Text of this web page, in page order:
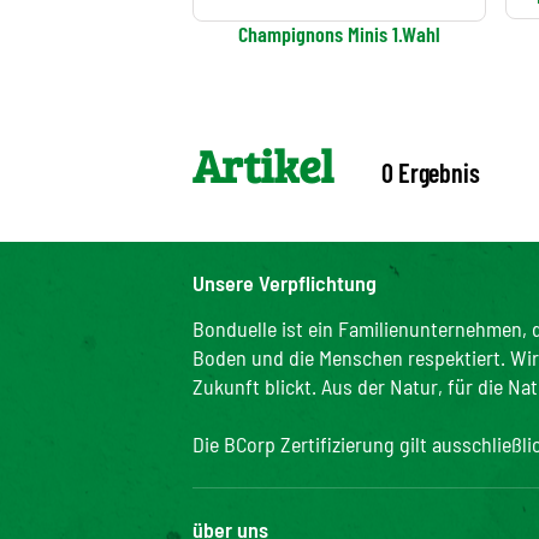
Champignons Minis 1.Wahl
Artikel 0 Ergebnis
Unsere Verpflichtung
Bonduelle ist ein
Boden und die Menschen respektiert.
Zukunft blickt. Aus der Natur, für die
Die BCorp Zertifizierung gilt
über uns